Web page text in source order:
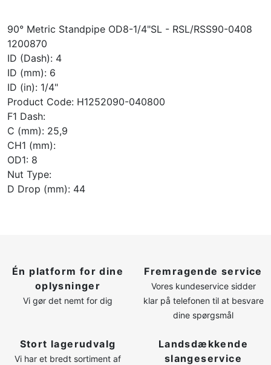
90° Metric Standpipe OD8-1/4"SL - RSL/RSS90-0408
1200870
ID (Dash): 4
ID (mm): 6
ID (in): 1/4"
Product Code: H1252090-040800
F1 Dash:
C (mm): 25,9
CH1 (mm):
OD1: 8
Nut Type:
D Drop (mm): 44
Én platform for dine
oplysninger
Vi gør det nemt for dig
Fremragende service
Vores kundeservice sidder
klar på telefonen til at besvare
dine spørgsmål
Stort lagerudvalg
Vi har et bredt sortiment af
Landsdækkende
slangeservice